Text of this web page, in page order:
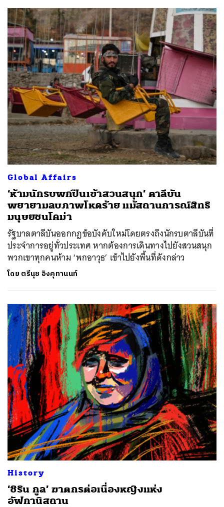
Global Affairs
‘ห้ามนักรบพกปืนเข้าสวนสนุก’ ตาลีบัน
พยายามลบภาพโหดร้าย แม้สถานการณ์สิทธิ
มนุษยชนโคม่า
รัฐบาลตาลีบันออกกฎข้อบังคับใหม่โดยตรงถึงนักรบตาลีบันที่
ประจำการอยู่ทั่วประเทศ หากต้องการเดินทางไปยังสวนสนุก
พวกเขาทุกคนห้าม ‘พกอาวุธ’ เข้าไปยังพื้นที่ดังกล่าว
โดย ตรีนุช อิงคุทานนท์
History
‘ชิริน กูล’ ฆาตกรต่อเนื่องหญิงแห่ง
อัฟกานิสถาน